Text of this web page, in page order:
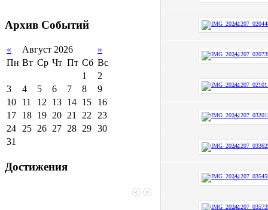
поддержки обучающихся
сотрудничество
Организация питания в
образовательной
организации
Архив Событий
« Август 2026
»
Пн Вт Ср Чт Пт Сб Вс
1
2
3
4 5 6 7 8
9
10
11 12 13 14 15
16
17
18 19 20 21 22 23
24 25 26 27 28 29 30
31
Достижения